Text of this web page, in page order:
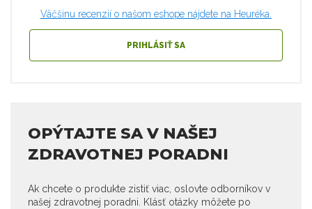
Väčšinu recenzií o našom eshope nájdete na Heuréka.
PRIHLÁSIŤ SA
OPÝTAJTE SA V NAŠEJ
ZDRAVOTNEJ PORADNI
Ak chcete o produkte zistiť viac, oslovte odborníkov v
našej zdravotnej poradni. Klásť otázky môžete po